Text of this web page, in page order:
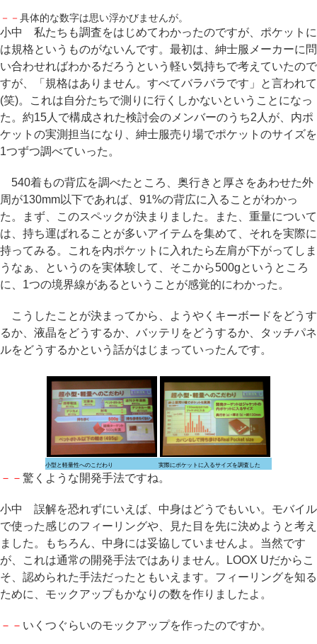
－－ 具体的な数字は思い浮かびませんが。
小中 私たちも調査をはじめてわかったのですが、ポケットに
は規格というものがないんです。最初は、紳士服メーカーに問
い合わせればわかるだろうという軽い気持ちで考えていたので
すが、「規格はありません。すべてバラバラです」と言われて
(笑)。これは自分たちで測りに行くしかないということになっ
た。約15人で構成された検討会のメンバーのうち2人が、内ポ
ケットの実測担当になり、紳士服売り場でポケットのサイズを
1つずつ調べていった。
540着もの背広を調べたところ、奥行きと厚さをあわせた外
周が130mm以下であれば、91%の背広に入ることがわかっ
た。まず、このスペックが決まりました。また、重量について
は、持ち運ばれることが多いアイテムを集めて、それを実際に
持ってみる。これを内ポケットに入れたら左肩が下がってしま
うなぁ、というのを実体験して、そこから500gというところ
に、1つの境界線があるということが感覚的にわかった。
こうしたことが決まってから、ようやくキーボードをどうす
るか、液晶をどうするか、バッテリをどうするか、タッチパネ
ルをどうするかという話がはじまっていったんです。
小型と軽量性へのこだわり 実際にポケットに入るサイズを調査した
－－ 驚くような開発手法ですね。
小中 誤解を恐れずにいえば、中身はどうでもいい。モバイル
で使った感じのフィーリングや、見た目を先に決めようと考え
ました。もちろん、中身には妥協していませんよ。当然です
が、これは通常の開発手法ではありません。LOOX Uだからこ
そ、認められた手法だったともいえます。フィーリングを知る
ために、モックアップもかなりの数を作りましたよ。
－－ いくつぐらいのモックアップを作ったのですか。